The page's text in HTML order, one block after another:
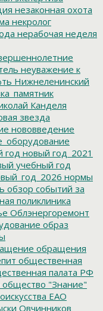
незаконная охота
некролог
нерабочая неделя
неуважение к
Нижнеленинский
Канделя
звезда
нововведение
год новый год_2021
учебный год
нормы
обзор событий за
поликлиника
Облэнергоремонт
образ
обращения
общественная
палата РФ
общество "Знание"
ЕАО
Овчинников